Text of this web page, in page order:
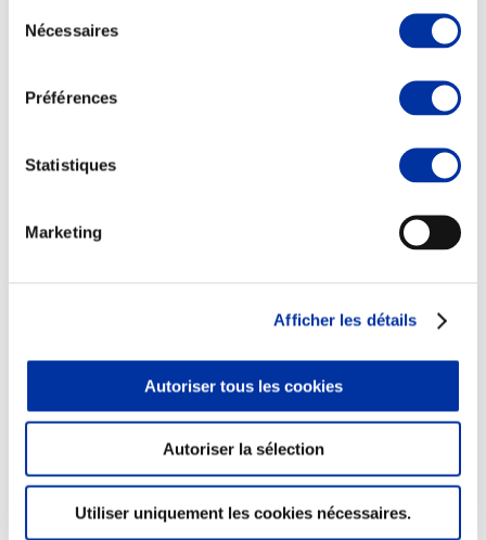
Nécessaires
Préférences
Statistiques
Marketing
Afficher les détails
Autoriser tous les cookies
Autoriser la sélection
Utiliser uniquement les cookies nécessaires.
Abattoir
Partenaire Climat